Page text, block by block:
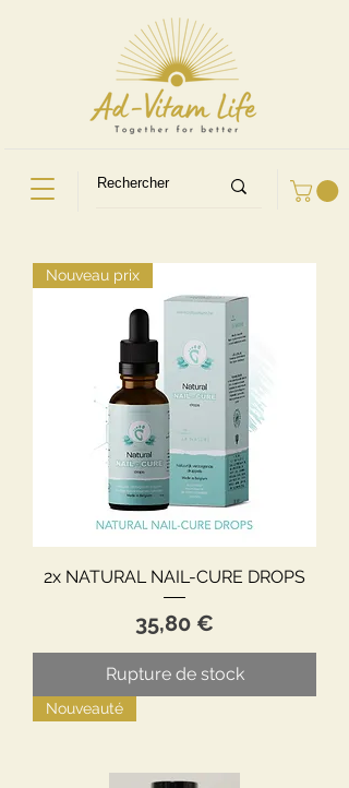
Nouveau prix
2x NATURAL NAIL-CURE DROPS
Prix
35,80 €
Rupture de stock
Nouveauté